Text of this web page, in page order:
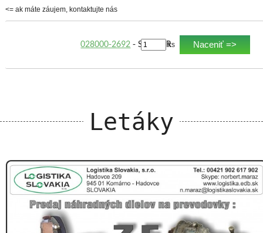
<= ak máte záujem, kontaktujte nás
028000-2692 - STARTERks Naceniť =>
Letáky